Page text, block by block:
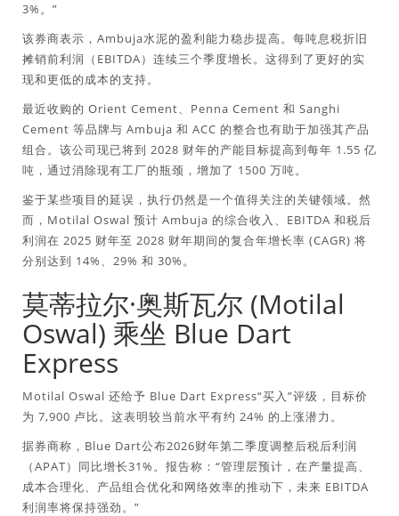
3%。”
该券商表示，Ambuja水泥的盈利能力稳步提高。每吨息税折旧
摊销前利润（EBITDA）连续三个季度增长。这得到了更好的实
现和更低的成本的支持。
最近收购的 Orient Cement、Penna Cement 和 Sanghi
Cement 等品牌与 Ambuja 和 ACC 的整合也有助于加强其产品
组合。该公司现已将到 2028 财年的产能目标提高到每年 1.55 亿
吨，通过消除现有工厂的瓶颈，增加了 1500 万吨。
鉴于某些项目的延误，执行仍然是一个值得关注的关键领域。然
而，Motilal Oswal 预计 Ambuja 的综合收入、EBITDA 和税后
利润在 2025 财年至 2028 财年期间的复合年增长率 (CAGR) 将
分别达到 14%、29% 和 30%。
莫蒂拉尔·奥斯瓦尔 (Motilal
Oswal) 乘坐 Blue Dart
Express
Motilal Oswal 还给予 Blue Dart Express“买入”评级，目标价
为 7,900 卢比。这表明较当前水平有约 24% 的上涨潜力。
据券商称，Blue Dart公布2026财年第二季度调整后税后利润
（APAT）同比增长31%。报告称：“管理层预计，在产量提高、
成本合理化、产品组合优化和网络效率的推动下，未来 EBITDA
利润率将保持强劲。”